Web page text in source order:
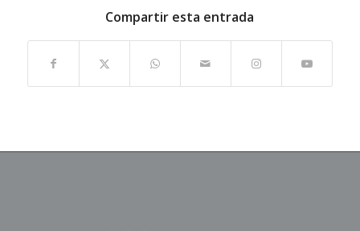
Compartir esta entrada